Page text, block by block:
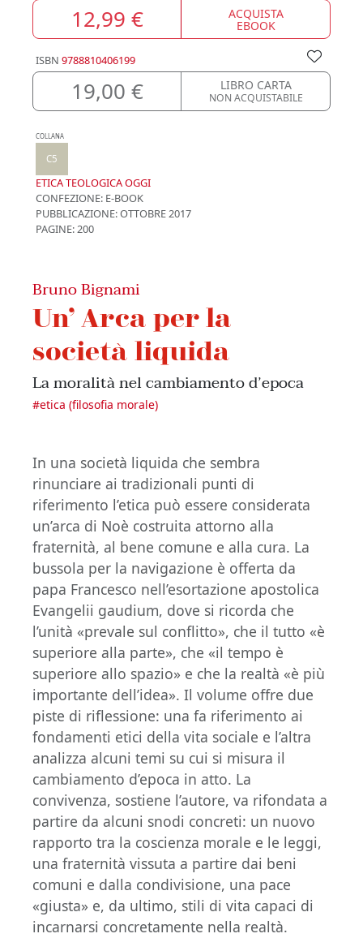
12,99 € ACQUISTA
EBOOK
ISBN 9788810406199
19,00 € LIBRO CARTA
NON ACQUISTABILE
COLLANA
C5
ETICA TEOLOGICA OGGI
CONFEZIONE: E-BOOK
PUBBLICAZIONE:OTTOBRE 2017
PAGINE: 200
Bruno Bignami
Un’ Arca per la
società liquida
La moralità nel cambiamento d’epoca
#etica (filosofia morale)
In una società liquida che sembra
rinunciare ai tradizionali punti di
riferimento l’etica può essere considerata
un’arca di Noè costruita attorno alla
fraternità, al bene comune e alla cura. La
bussola per la navigazione è offerta da
papa Francesco nell’esortazione apostolica
Evangelii gaudium, dove si ricorda che
l’unità «prevale sul conflitto», che il tutto «è
superiore alla parte», che «il tempo è
superiore allo spazio» e che la realtà «è più
importante dell’idea». Il volume offre due
piste di riflessione: una fa riferimento ai
fondamenti etici della vita sociale e l’altra
analizza alcuni temi su cui si misura il
cambiamento d’epoca in atto. La
convivenza, sostiene l’autore, va rifondata a
partire da alcuni snodi concreti: un nuovo
rapporto tra la coscienza morale e le leggi,
una fraternità vissuta a partire dai beni
comuni e dalla condivisione, una pace
«giusta» e, da ultimo, stili di vita capaci di
incarnarsi concretamente nella realtà.